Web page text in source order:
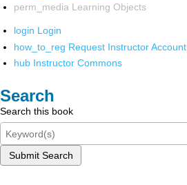
perm_media Learning Objects
login Login
how_to_reg Request Instructor Account
hub Instructor Commons
Search
Search this book
Submit Search